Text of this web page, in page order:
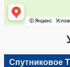
Спутниковое